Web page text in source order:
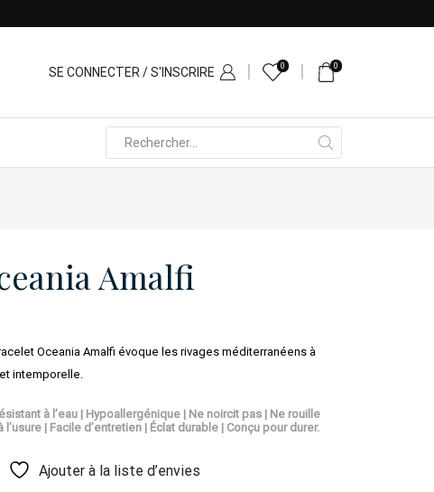
SE CONNECTER / S'INSCRIRE 0 0
input
Amalfi
Oceania Amalfi évoque les rivages méditerranéens à
intemporelle.
à l’eau | Hypoallergénique | Ne noircit pas | Ne rouille
| Facile d’entretien | Éclat durable | Conçu pour durer.
Ajouter à la liste d’envies